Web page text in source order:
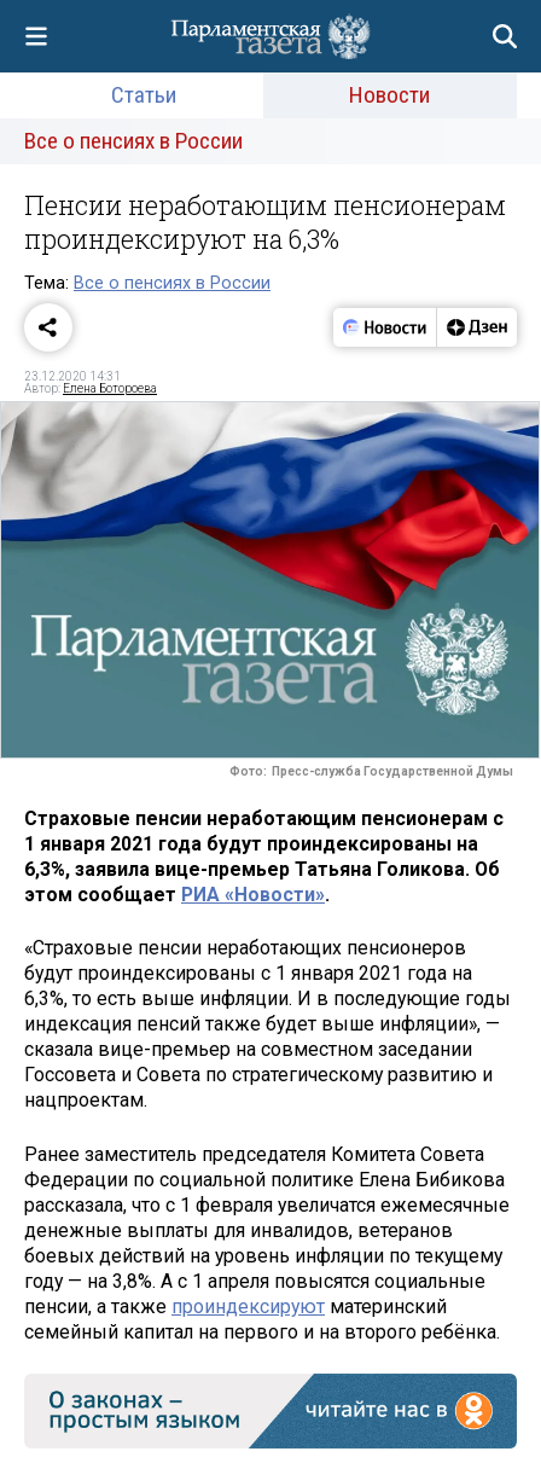
Статьи
Новости
Все о пенсиях в России
Пенсии неработающим пенсионерам
проиндексируют на 6,3%
Тема: Все о пенсиях в России
23.12.2020 14:31
Автор: Елена Ботороева
Фото: Пресс-служба Государственной Думы
Страховые пенсии неработающим пенсионерам с
1 января 2021 года будут проиндексированы на
6,3%, заявила вице-премьер Татьяна Голикова. Об
этом сообщает РИА «Новости».
«Страховые пенсии неработающих пенсионеров
будут проиндексированы с 1 января 2021 года на
6,3%, то есть выше инфляции. И в последующие годы
индексация пенсий также будет выше инфляции», —
сказала вице-премьер на совместном заседании
Госсовета и Совета по стратегическому развитию и
нацпроектам.
Ранее заместитель председателя Комитета Совета
Федерации по социальной политике Елена Бибикова
рассказала, что с 1 февраля увеличатся ежемесячные
денежные выплаты для инвалидов, ветеранов
боевых действий на уровень инфляции по текущему
году — на 3,8%. А с 1 апреля повысятся социальные
пенсии, а также проиндексируют материнский
семейный капитал на первого и на второго ребёнка.